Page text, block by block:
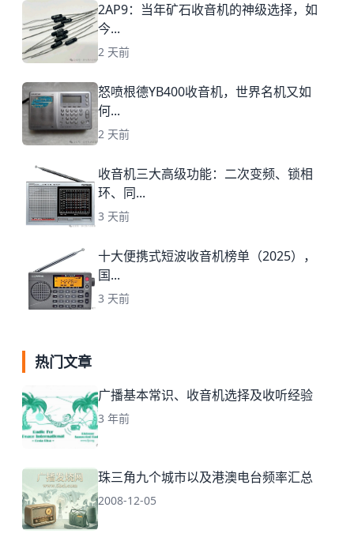
2AP9：当年矿石收音机的神级选择，如
今...
2 天前
怒喷根德YB400收音机，世界名机又如
何...
2 天前
收音机三大高级功能：二次变频、锁相
环、同...
3 天前
十大便携式短波收音机榜单（2025），
国...
3 天前
热门文章
广播基本常识、收音机选择及收听经验
3 年前
珠三角九个城市以及港澳电台频率汇总
2008-12-05